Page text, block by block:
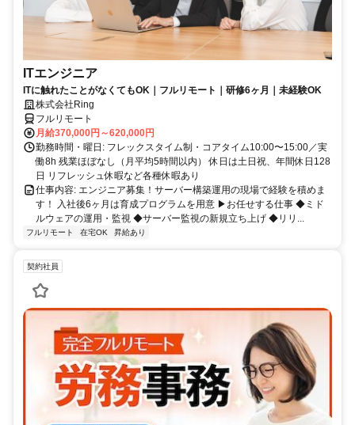
ITエンジニア
ITに触れたことがなくてもOK｜フルリモート｜研修6ヶ月｜未経験OK
株式会社Ring
フルリモート
月給370,000円～620,000円
勤務時間・曜日: フレックスタイム制・コアタイム10:00〜15:00／実
働8h 残業ほぼなし（月平均5時間以内） 休日は土日祝、年間休日128
日 リフレッシュ休暇など各種休暇あり
仕事内容: エンジニア募集！サーバー構築運用の現場で経験を積めま
す！ 入社後6ヶ月は育成プログラムを用意 ▶お任せする仕事 ◆ミド
ルウェアの運用・監視 ◆サーバー監視の新規立ち上げ ◆リリ...
フルリモート 在宅OK 昇給あり
契約社員